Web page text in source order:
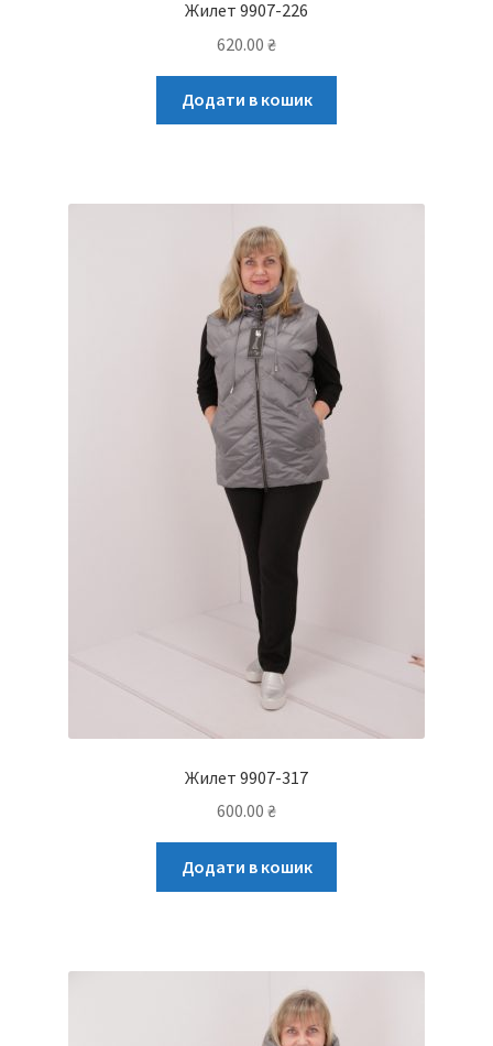
Жилет 9907-226
620.00 ₴
Додати в кошик
Жилет 9907-317
600.00 ₴
Додати в кошик